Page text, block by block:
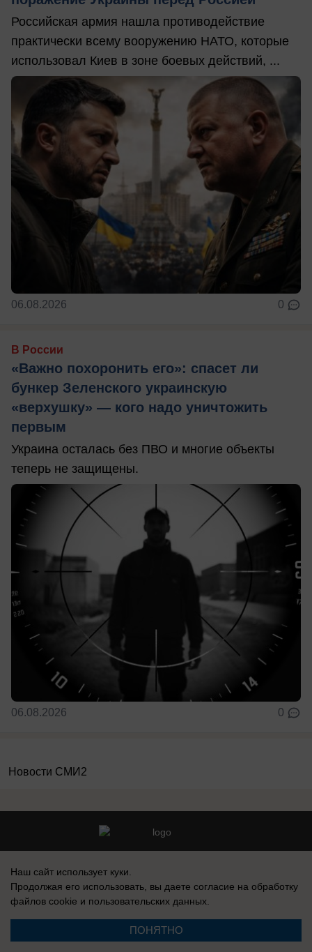
Российская армия нашла противодействие
практически всему вооружению НАТО, которые
использовал Киев в зоне боевых действий, ...
06.08.2026 0
В России
«Важно похоронить его»: спасет ли
бункер Зеленского украинскую
«верхушку» — кого надо уничтожить
первым
Украина осталась без ПВО и многие объекты
теперь не защищены.
06.08.2026 0
Новости СМИ2
Контакты
Наш сайт использует куки.
Продолжая его использовать, вы даете согласие на обработку
файлов cookie и пользовательских данных.
ПОНЯТНО